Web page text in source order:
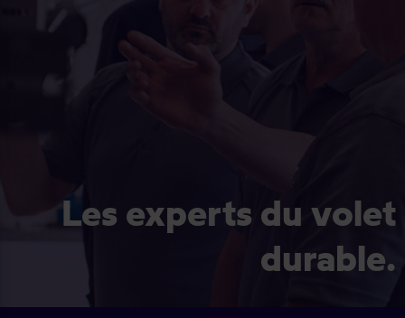
Les experts du volet
durable.